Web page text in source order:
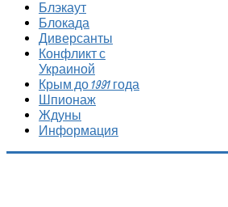
Блэкаут
Блокада
Диверсанты
Конфликт с
Украиной
Крым до 1991 года
Шпионаж
Ждуны
Информация